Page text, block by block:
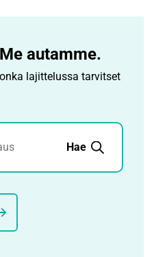
autamme.
lajittelussa tarvitset
Hae